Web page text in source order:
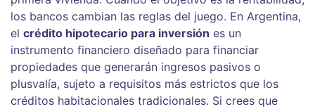
los bancos cambian las reglas del juego. En Argentina,
el crédito hipotecario para inversión es un
instrumento financiero diseñado para financiar
propiedades que generarán ingresos pasivos o
plusvalía, sujeto a requisitos más estrictos que los
créditos habitacionales tradicionales. Si crees que